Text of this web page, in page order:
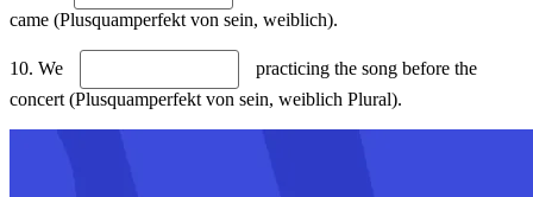
came (Plusquamperfekt von sein, weiblich).
10. We
practicing the song before the
concert (Plusquamperfekt von sein, weiblich Plural).